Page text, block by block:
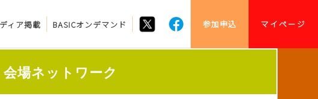
ィア掲載 BASICオンデマンド 参加申込 マイページ
場ネットワーク